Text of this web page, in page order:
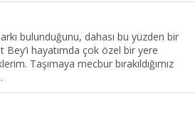
bulunduğunu, dahası bu yüzden bir
Bey’i hayatımda çok özel bir yere
Taşımaya mecbur bırakıldığımız